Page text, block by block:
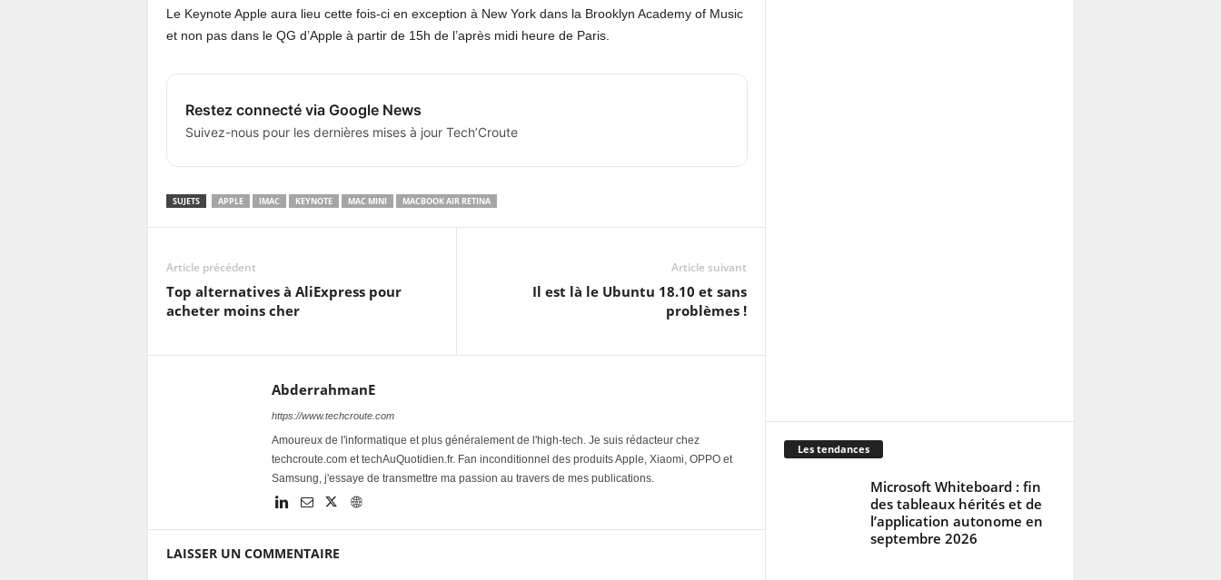
Le Keynote Apple aura lieu cette fois-ci en exception à New York dans la Brooklyn Academy of Music
et non pas dans le QG d’Apple à partir de 15h de l’après midi heure de Paris.
Restez connecté via Google News
Suivez-nous pour les dernières mises à jour Tech’Croute
SUJETS APPLE IMAC KEYNOTE MAC MINI MACBOOK AIR RETINA
Article précédent
Top alternatives à AliExpress pour
acheter moins cher
Article suivant
Il est là le Ubuntu 18.10 et sans
problèmes !
AbderrahmanE
https://www.techcroute.com
Amoureux de l'informatique et plus généralement de l'high-tech. Je suis rédacteur chez
techcroute.com et techAuQuotidien.fr. Fan inconditionnel des produits Apple, Xiaomi, OPPO et
Samsung, j'essaye de transmettre ma passion au travers de mes publications.
LAISSER UN COMMENTAIRE
Les tendances
Microsoft Whiteboard : fin
des tableaux hérités et de
l’application autonome en
septembre 2026